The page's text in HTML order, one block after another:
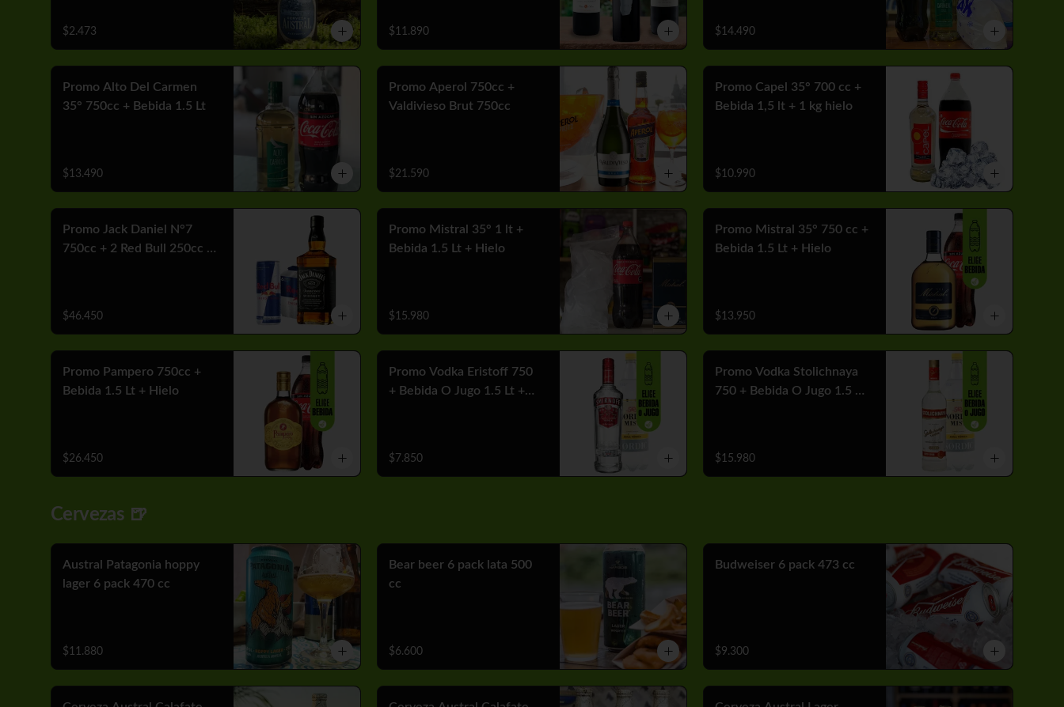
$2.473 $11.890 $14.490
Promo Alto Del Carmen
35° 750cc + Bebida 1.5 Lt
$13.490
Promo Aperol 750cc +
Valdivieso Brut 750cc
$21.590
Promo Capel 35° 700 cc +
Bebida 1,5 lt + 1 kg hielo
$10.990
Promo Jack Daniel N°7
750cc + 2 Red Bull 250cc +
$46.450
Promo Mistral 35° 1 lt +
Bebida 1.5 Lt + Hielo
$15.980
Promo Mistral 35° 750 cc +
Bebida 1.5 Lt + Hielo
$13.950
Promo Pampero 750cc +
Bebida 1.5 Lt + Hielo
$26.450
Promo Vodka Eristoff 750
+ Bebida O Jugo 1.5 Lt +
$7.850
Promo Vodka Stolichnaya
750 + Bebida O Jugo 1.5 Lt
$15.980
Cervezas 🍺
Austral Patagonia hoppy
lager 6 pack 470 cc
$11.880
Bear beer 6 pack lata 500
cc
$6.600
Budweiser 6 pack 473 cc
$9.300